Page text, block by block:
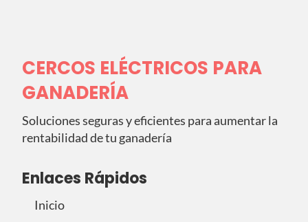
CERCOS ELÉCTRICOS PARA
GANADERÍA
Soluciones seguras y eficientes para aumentar la
rentabilidad de tu ganadería
Enlaces Rápidos
Inicio